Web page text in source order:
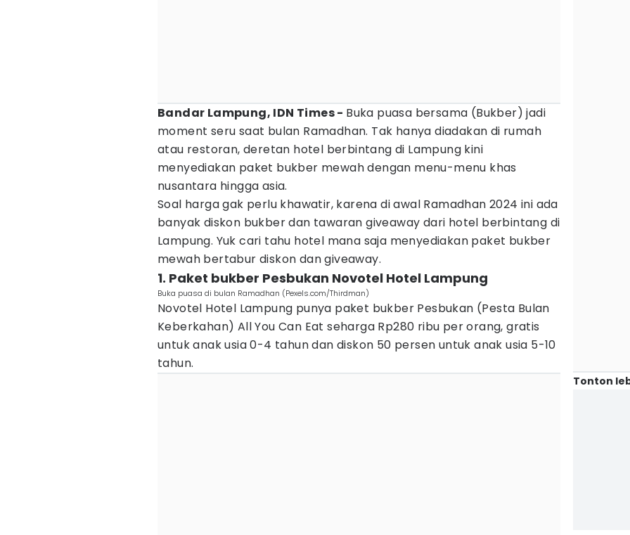
Bandar Lampung, IDN Times - Buka puasa bersama (Bukber) jadi
moment seru saat bulan Ramadhan. Tak hanya diadakan di rumah
atau restoran, deretan hotel berbintang di Lampung kini
menyediakan paket bukber mewah dengan menu-menu khas
nusantara hingga asia.
Soal harga gak perlu khawatir, karena di awal Ramadhan 2024 ini ada
banyak diskon bukber dan tawaran giveaway dari hotel berbintang di
Lampung. Yuk cari tahu hotel mana saja menyediakan paket bukber
mewah bertabur diskon dan giveaway.
1. Paket bukber Pesbukan Novotel Hotel Lampung
Buka puasa di bulan Ramadhan (Pexels.com/Thirdman)
Novotel Hotel Lampung punya paket bukber Pesbukan (Pesta Bulan
Keberkahan) All You Can Eat seharga Rp280 ribu per orang, gratis
untuk anak usia 0-4 tahun dan diskon 50 persen untuk anak usia 5-10
tahun.
Tonton